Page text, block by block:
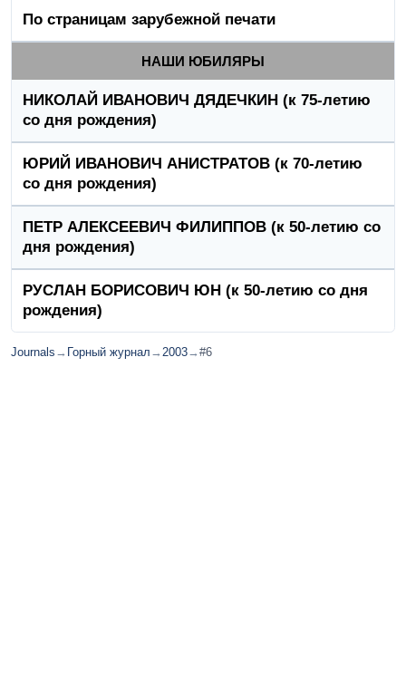
По страницам зарубежной печати
НАШИ ЮБИЛЯРЫ
НИКОЛАЙ ИВАНОВИЧ ДЯДЕЧКИН (к 75-летию
со дня рождения)
ЮРИЙ ИВАНОВИЧ АНИСТРАТОВ (к 70-летию
со дня рождения)
ПЕТР АЛЕКСЕЕВИЧ ФИЛИППОВ (к 50-летию со
дня рождения)
РУСЛАН БОРИСОВИЧ ЮН (к 50-летию со дня
рождения)
Journals → Горный журнал → 2003→#6